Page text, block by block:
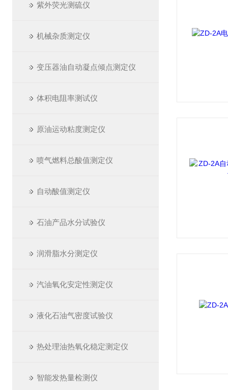
紫外荧光测硫仪
机械杂质测定仪
变压器油自动凝点倾点测定仪
体积电阻率测试仪
原油运动粘度测定仪
喷气燃料总酸值测定仪
自动酸值测定仪
石油产品水分试验仪
润滑脂水分测定仪
汽油氧化安定性测定仪
液化石油气密度试验仪
热处理油热氧化稳定测定仪
智能发热量检测仪